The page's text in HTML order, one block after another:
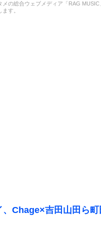
メの総合ウェブメディア「RAG
す。
Chage×吉田山田ら